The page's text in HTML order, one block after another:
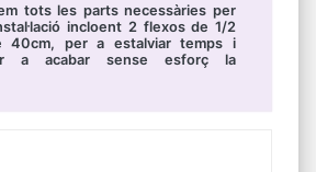
tots les parts necessàries per
incloent 2 flexos de 1/2
40cm, per a estalviar temps i
a acabar sense esforç la